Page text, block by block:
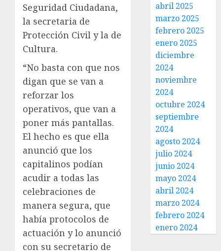
Seguridad Ciudadana,
la secretaria de
Protección Civil y la de
Cultura.
“No basta con que nos
digan que se van a
reforzar los
operativos, que van a
poner más pantallas.
El hecho es que ella
anunció que los
capitalinos podían
acudir a todas las
celebraciones de
manera segura, que
había protocolos de
actuación y lo anunció
con su secretario de
abril 2025
marzo 2025
febrero 2025
enero 2025
diciembre
2024
noviembre
2024
octubre 2024
septiembre
2024
agosto 2024
julio 2024
junio 2024
mayo 2024
abril 2024
marzo 2024
febrero 2024
enero 2024